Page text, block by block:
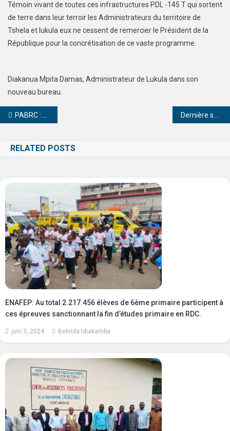
Témoin vivant de toutes ces infrastructures PDL -145 T qui sortent
de terre dans leur terroir les Administrateurs du territoire de
Tshela et lukula eux ne cessent de remercier le Président de la
République pour la concrétisation de ce vaste programme.
Diakanua Mpita Damas, Administrateur de Lukula dans son
nouveau bureau.
PABRC : Réception provisoire des infrastructures physiques de base, l’AZES de Maluku atteint une vitesse de croisière Dernière sortie médiatique du VPM Bemba: la CENCO consternée mais pas surprise!
RELATED POSTS
ENAFEP: Au total 2.217.456 élèves de 6ème primaire participent à
ces épreuves sanctionnant la fin d’études primaire en RDC.
juin 3, 2024 Belinda Idiakamba